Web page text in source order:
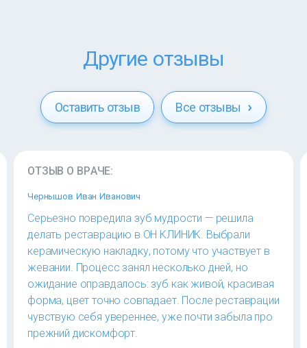
Другие отзывы
Оставить отзыв Все отзывы
ОТЗЫВ О ВРАЧЕ:
Чернышов Иван Иванович
Серьезно повредила зуб мудрости — решила
делать реставрацию в ОН КЛИНИК. Выбрали
керамическую накладку, потому что участвует в
жевании. Процесс занял несколько дней, но
ожидание оправдалось: зуб как живой, красивая
форма, цвет точно совпадает. После реставрации
чувствую себя увереннее, уже почти забыла про
прежний дискомфорт.